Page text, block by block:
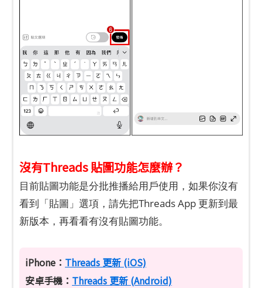
沒有Threads 貼圖功能怎麼辦？
目前貼圖功能是分批推播給用戶使用，如果你沒有
看到「貼圖」選項，請先把Threads App 更新到最
新版本，再看看有沒有貼圖功能。
iPhone： Threads 更新 (iOS)
安卓手機： Threads 更新 (Android)